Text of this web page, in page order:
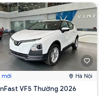
mới Hà Nội
VF5 Thường 2026